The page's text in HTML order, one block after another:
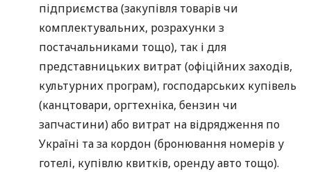
підприємства (закупівля товарів чи
комплектувальних, розрахунки з
постачальниками тощо), так і для
представницьких витрат (офіційних заходів,
культурних програм), господарських купівель
(канцтовари, оргтехніка, бензин чи
запчастини) або витрат на відрядження по
Україні та за кордон (бронювання номерів у
готелі, купівлю квитків, оренду авто тощо).